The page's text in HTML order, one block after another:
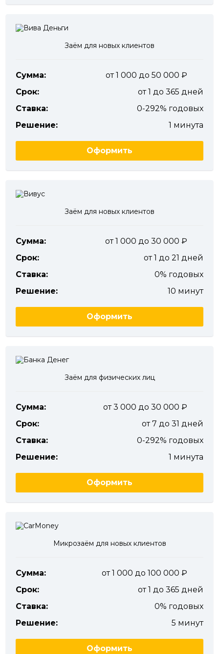
Заём для новых клиентов
Сумма:
от 1 000 до 50 000
Срок:
от 1 до 365 дней
Ставка:
0-292% годовых
Решение:
1 минута
Оформить
Заём для новых клиентов
Сумма:
от 1 000 до 30 000
Срок:
от 1 до 21 дней
Ставка:
0% годовых
Решение:
10 минут
Оформить
Заём для физических лиц
Сумма:
от 3 000 до 30 000
Срок:
от 7 до 31 дней
Ставка:
0-292% годовых
Решение:
1 минута
Оформить
Микрозаём для новых клиентов
Сумма:
от 1 000 до 100 000
Срок:
от 1 до 365 дней
Ставка:
0% годовых
Решение:
5 минут
Оформить